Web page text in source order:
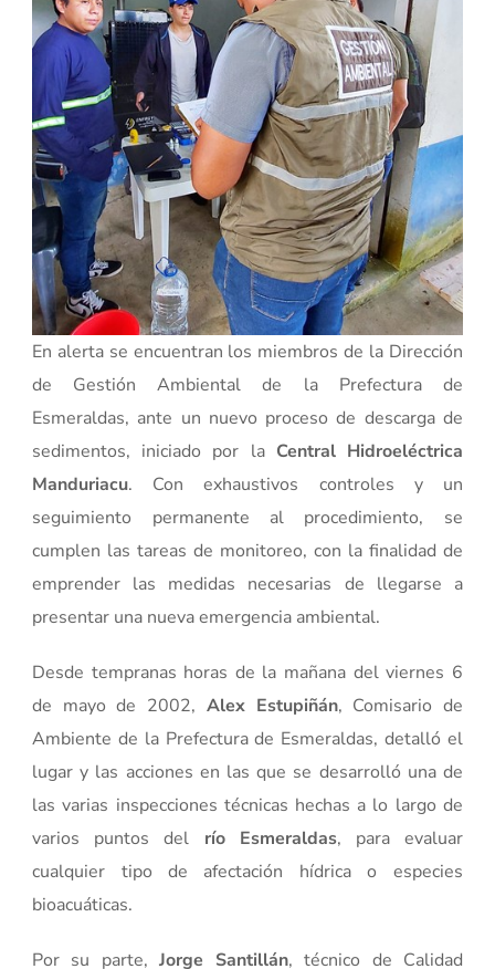
En alerta se encuentran los miembros de la Dirección
de Gestión Ambiental de la Prefectura de
Esmeraldas, ante un nuevo proceso de descarga de
sedimentos, iniciado por laCentral Hidroeléctrica
Manduriacu. Con exhaustivos controles y un
seguimiento permanente al procedimiento, se
cumplen las tareas de monitoreo, con la finalidad de
emprender las medidas necesarias de llegarse a
presentar una nueva emergencia ambiental.
Desde tempranas horas de la mañana del viernes 6
de mayo de 2002, Alex Estupiñán, Comisario de
Ambiente de la Prefectura de Esmeraldas, detalló el
lugar y las acciones en las que se desarrolló una de
las varias inspecciones técnicas hechas a lo largo de
varios puntos del río Esmeraldas, para evaluar
cualquier tipo de afectación hídrica o especies
bioacuáticas.
Por su parte, Jorge Santillán, técnico de Calidad